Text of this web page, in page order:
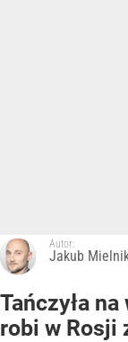
Autor:
Jakub
Tańczyła
robi w Rosji